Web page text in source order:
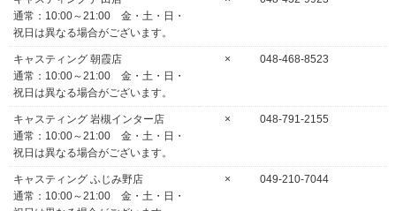
通常：10:00～21:00 金・土・日・
祝日は異なる場合がございます。
キャスティング 朝霞店
通常：10:00～21:00 金・土・日・
祝日は異なる場合がございます。
× 048-468-8523
キャスティング 岩槻インター店
通常：10:00～21:00 金・土・日・
祝日は異なる場合がございます。
× 048-791-2155
キャスティング ふじみ野店
通常：10:00～21:00 金・土・日・
× 049-210-7044